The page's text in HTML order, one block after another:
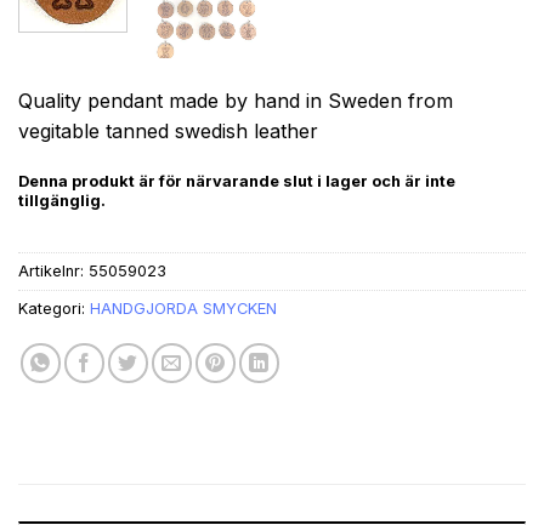
Quality pendant made by hand in Sweden from
vegitable tanned swedish leather
Denna produkt är för närvarande slut i lager och är inte
tillgänglig.
Artikelnr: 55059023
Kategori: HANDGJORDA SMYCKEN